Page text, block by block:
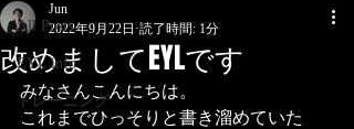
All Posts
EYL info
トレーニング
改めましてEYLです
Jun
2022年9月22日 読了時間: 1分
みなさんこんにちは。
これまでひっそりと書き溜めていた